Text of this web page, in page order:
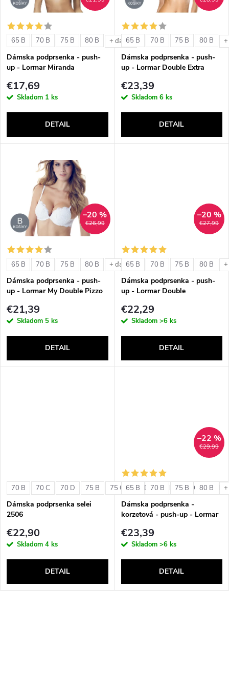
i
e
p
r
d
t
o
v
i
s
p
r
o
d
t
o
v
65 B 70 B 75 B 80 B + ďalšie
Dámska podprsenka - push-
up - Lormar Miranda
€17,69
Skladom 1 ks
DETAIL
65 B 70 B 75 B 80 B
Dámska podprsenka - push-
up - Lormar Double Extra
€23,39
Skladom 6 ks
DETAIL
€26,99
–20 %
65 B 70 B 75 B 80 B + ďalšie
Dámska podprsenka - push-
up - Lormar My Double Pizzo
€21,39
Skladom 5 ks
DETAIL
€27,99
–20 %
65 B 70 B 75 B 80 B
Dámska podprsenka - push-
up - Lormar Double
€22,29
Skladom >6 ks
DETAIL
70 B 70 C 70 D 75 B 75 C 75 D 80 B 80 C 80 D
Dámska podprsenka selei
2506
€22,90
Skladom 4 ks
DETAIL
€29,99
–22 %
65 B 70 B 75 B 80 B
Dámska podprsenka -
korzetová - push-up - Lormar
€23,39
Skladom >6 ks
DETAIL